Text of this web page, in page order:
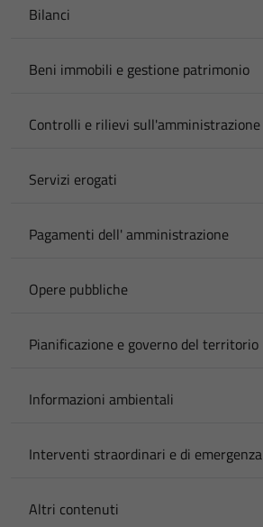
Bilanci
Beni immobili e gestione patrimonio
Controlli e rilievi sull'amministrazione
Servizi erogati
Pagamenti dell' amministrazione
Opere pubbliche
Pianificazione e governo del territorio
Informazioni ambientali
Interventi straordinari e di emergenza
Altri contenuti